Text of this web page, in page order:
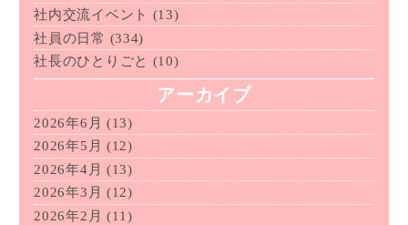
社内交流イベント (13)
社員の日常 (334)
社長のひとりごと (10)
アーカイブ
2026年6月 (13)
2026年5月 (12)
2026年4月 (13)
2026年3月 (12)
2026年2月 (11)